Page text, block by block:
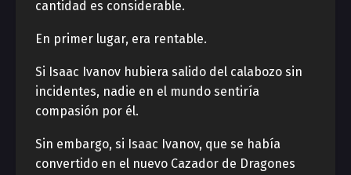
cantidad es considerable.
En primer lugar, era rentable.
Si Isaac Ivanov hubiera salido del calabozo sin
incidentes, nadie en el mundo sentiría
compasión por él.
Sin embargo, si Isaac Ivanov, que se había
convertido en el nuevo Cazador de Dragones